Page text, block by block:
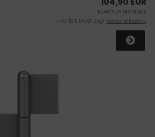
10,49 EUR pro Stück
inkl. 19 % MwSt. zzgl.Versandkosten